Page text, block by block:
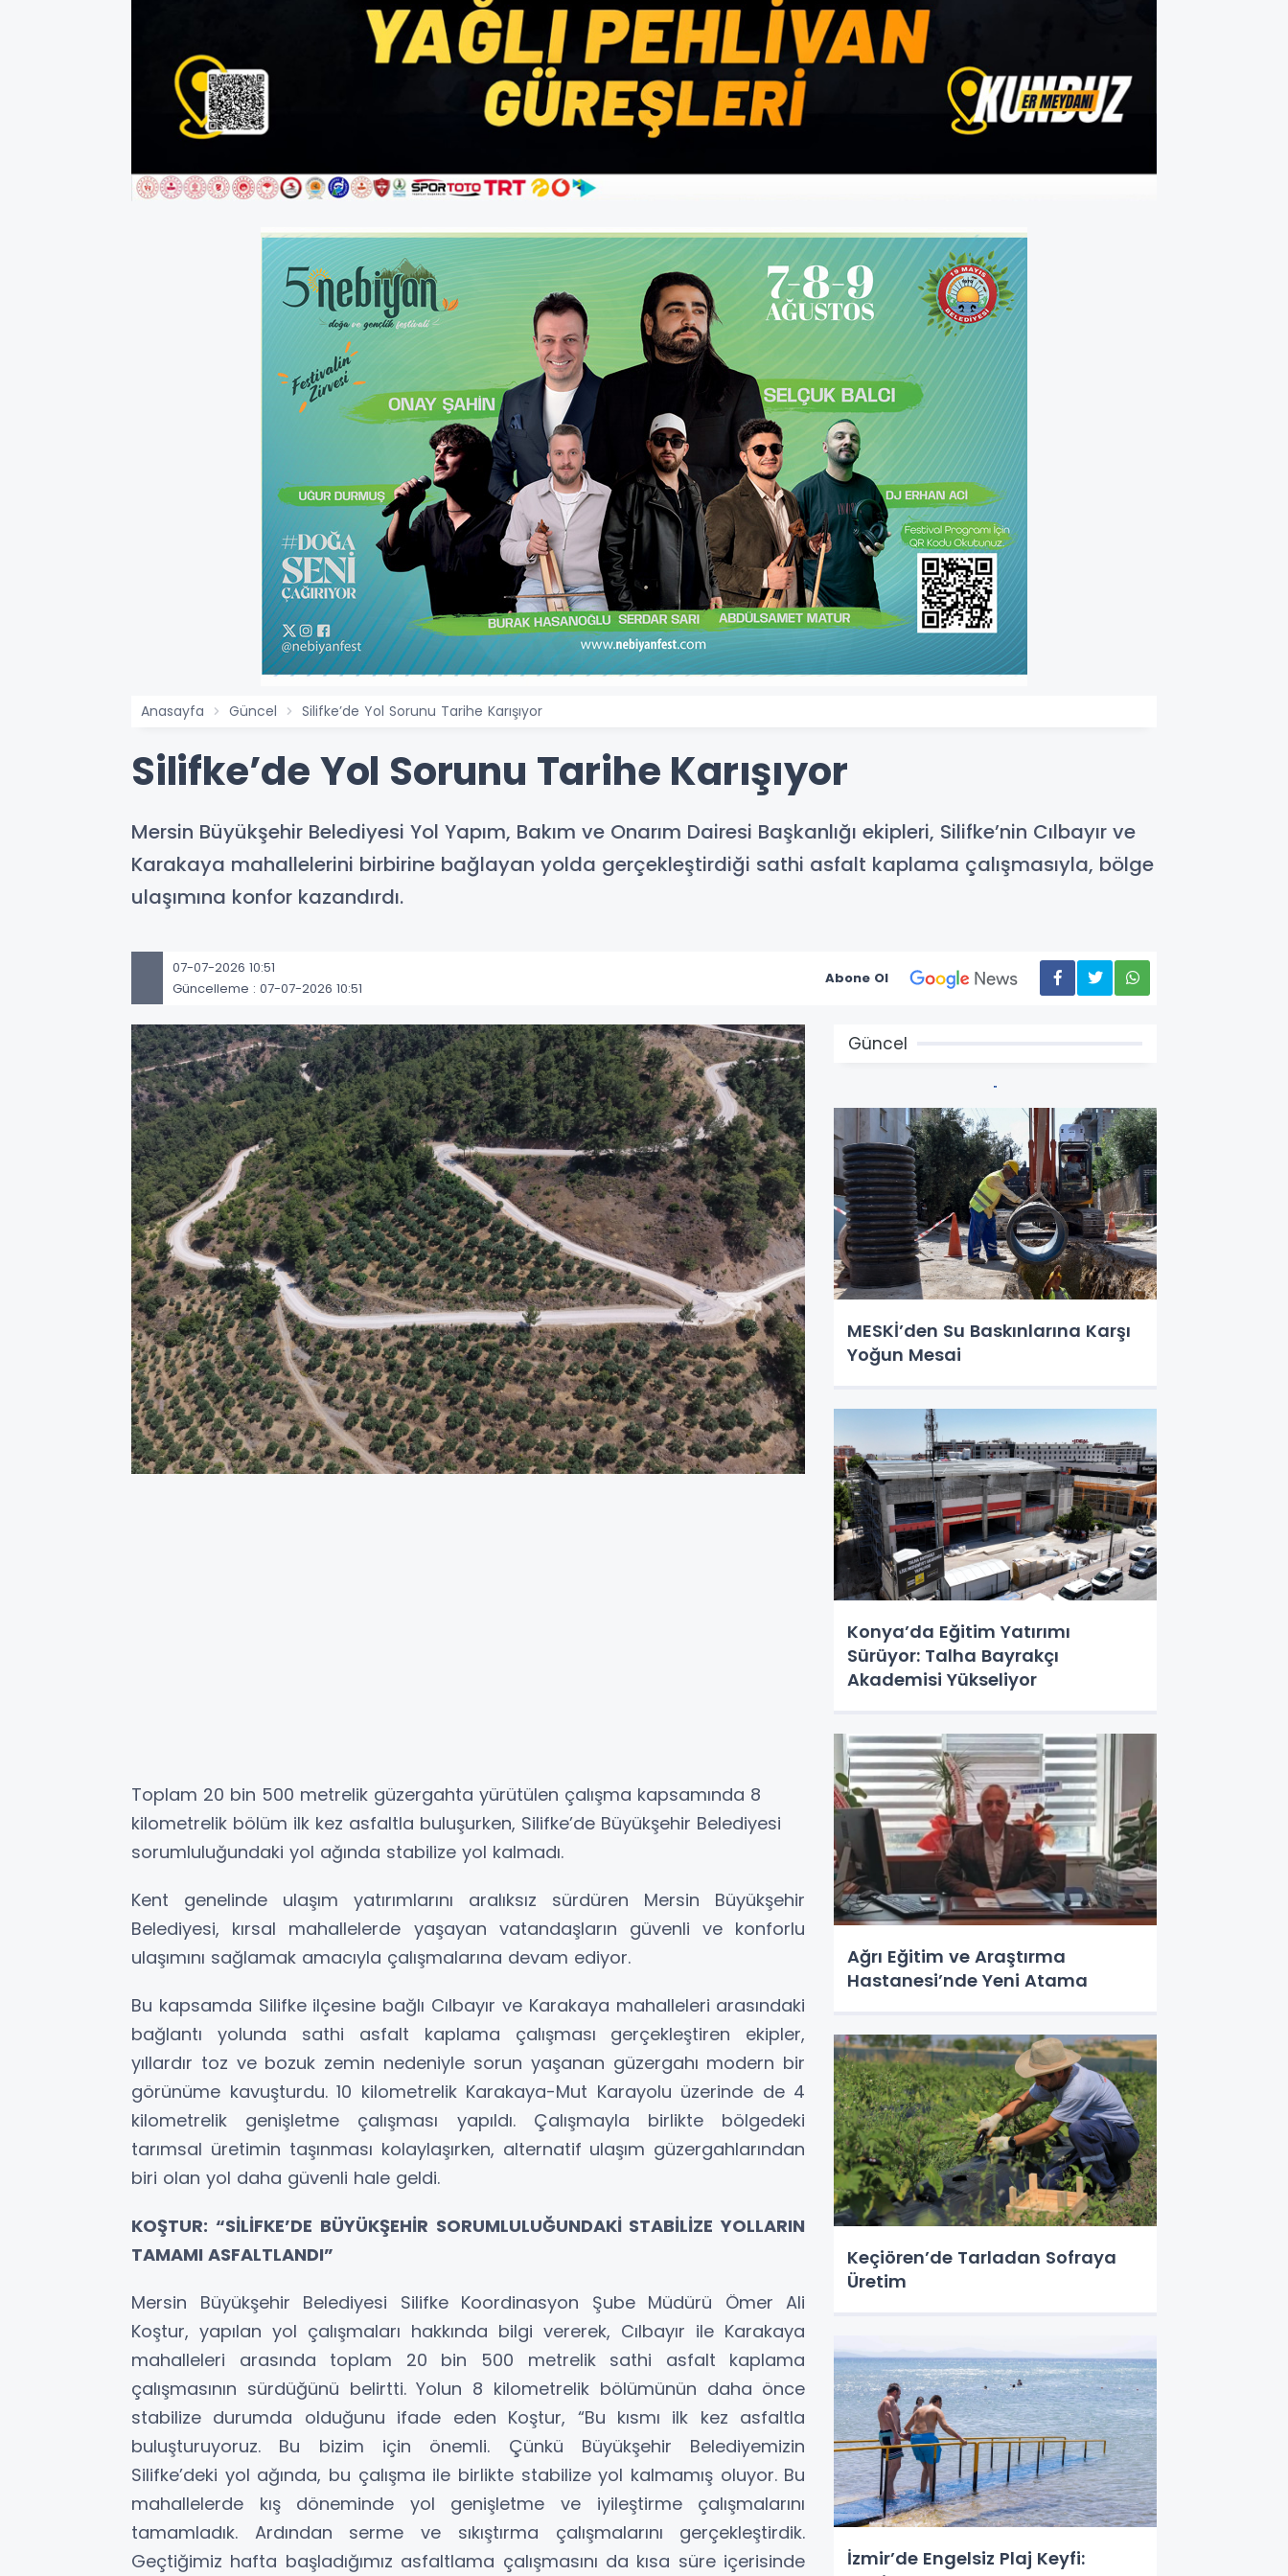
Anasayfa Güncel Silifke’de Yol Sorunu Tarihe Karışıyor
Silifke’de Yol Sorunu Tarihe Karışıyor
Mersin Büyükşehir Belediyesi Yol Yapım, Bakım ve Onarım Dairesi Başkanlığı ekipleri, Silifke’nin Cılbayır ve
Karakaya mahallelerini birbirine bağlayan yolda gerçekleştirdiği sathi asfalt kaplama çalışmasıyla, bölge
ulaşımına konfor kazandırdı.
07-07-2026 10:51
Güncelleme : 07-07-2026 10:51
Abone Ol
Toplam 20 bin 500 metrelik güzergahta yürütülen çalışma kapsamında 8
kilometrelik bölüm ilk kez asfaltla buluşurken, Silifke’de Büyükşehir Belediyesi
sorumluluğundaki yol ağında stabilize yol kalmadı.
Kent genelinde ulaşım yatırımlarını aralıksız sürdüren Mersin Büyükşehir
Belediyesi, kırsal mahallelerde yaşayan vatandaşların güvenli ve konforlu
ulaşımını sağlamak amacıyla çalışmalarına devam ediyor.
Bu kapsamda Silifke ilçesine bağlı Cılbayır ve Karakaya mahalleleri arasındaki
bağlantı yolunda sathi asfalt kaplama çalışması gerçekleştiren ekipler,
yıllardır toz ve bozuk zemin nedeniyle sorun yaşanan güzergahı modern bir
görünüme kavuşturdu. 10 kilometrelik Karakaya-Mut Karayolu üzerinde de 4
kilometrelik genişletme çalışması yapıldı. Çalışmayla birlikte bölgedeki
tarımsal üretimin taşınması kolaylaşırken, alternatif ulaşım güzergahlarından
biri olan yol daha güvenli hale geldi.
KOŞTUR: “SİLİFKE’DE BÜYÜKŞEHİR SORUMLULUĞUNDAKİ STABİLİZE YOLLARIN
TAMAMI ASFALTLANDI”
Mersin Büyükşehir Belediyesi Silifke Koordinasyon Şube Müdürü Ömer Ali
Koştur, yapılan yol çalışmaları hakkında bilgi vererek, Cılbayır ile Karakaya
mahalleleri arasında toplam 20 bin 500 metrelik sathi asfalt kaplama
çalışmasının sürdüğünü belirtti. Yolun 8 kilometrelik bölümünün daha önce
stabilize durumda olduğunu ifade eden Koştur, “Bu kısmı ilk kez asfaltla
buluşturuyoruz. Bu bizim için önemli. Çünkü Büyükşehir Belediyemizin
Silifke’deki yol ağında, bu çalışma ile birlikte stabilize yol kalmamış oluyor. Bu
mahallelerde kış döneminde yol genişletme ve iyileştirme çalışmalarını
tamamladık. Ardından serme ve sıkıştırma çalışmalarını gerçekleştirdik.
Geçtiğimiz hafta başladığımız asfaltlama çalışmasını da kısa süre içerisinde
Güncel
MESKİ’den Su Baskınlarına Karşı
Yoğun Mesai
Konya’da Eğitim Yatırımı
Sürüyor: Talha Bayrakçı
Akademisi Yükseliyor
Ağrı Eğitim ve Araştırma
Hastanesi’nde Yeni Atama
Keçiören’de Tarladan Sofraya
Üretim
İzmir’de Engelsiz Plaj Keyfi: